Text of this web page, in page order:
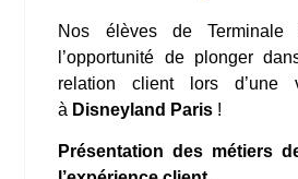
Nos élèves de
l’opportunité de plonger
relation client lors d’une
à Disneyland Paris !
Présentation des métiers